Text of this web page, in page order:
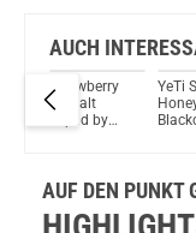
Menthol
Du
Schau
AUCH
Strawberry
NicSalt
Liquid by
YeTi
AUF DEN PUNKT